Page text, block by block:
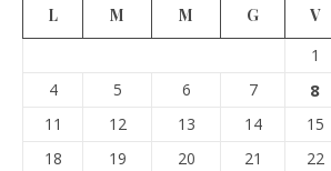
L M M G V
1
4
5 6 7 8
11
12 13 14 15
18
19 20 21 22